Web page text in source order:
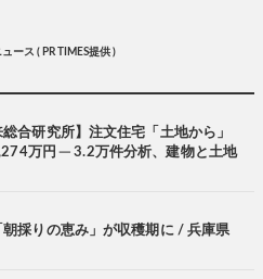
ース ( PR TIMES提供 )
総合研究所】注文住宅「土地から」
万円 ─ 3.2万件分析、建物と土地
採りの恵み」が収穫期に / 兵庫県